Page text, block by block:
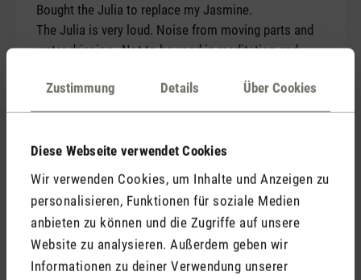
Zustimmung Details Über Cookies
Diese Webseite verwendet Cookies
Wir verwenden Cookies, um Inhalte und Anzeigen zu
personalisieren, Funktionen für soziale Medien
anbieten zu können und die Zugriffe auf unsere
Website zu analysieren. Außerdem geben wir
Informationen zu deiner Verwendung unserer
Bought the Julia to replace my Jasmine.
The Julia is very loud. Noise from moving parts and
water dripping . Not to be used in meditation and
with the customer to find a solution.
If you have any questions, please
contact our customer service at
service@stadlerform.com. We will be
happy to help.